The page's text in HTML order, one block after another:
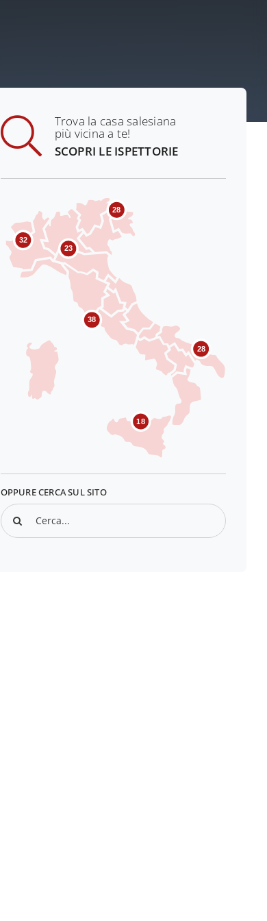
Trova la casa salesiana
più vicina a te!
SCOPRI LE ISPETTORIE
32
23
28
38
18
28
OPPURE CERCA SUL SITO
Search
for: